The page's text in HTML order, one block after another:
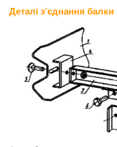
Деталі з’єднання